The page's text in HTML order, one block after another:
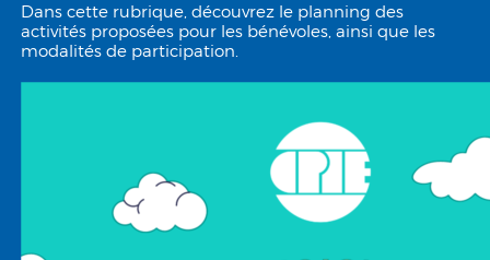
Dans cette rubrique, découvrez le planning des
activités proposées pour les bénévoles, ainsi que les
modalités de participation.